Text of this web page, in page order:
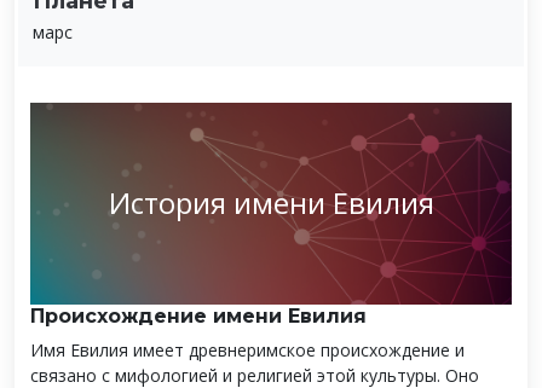
марс
История имени Евилия
Происхождение имени Евилия
Имя Евилия имеет древнеримское происхождение и
связано с мифологией и религией этой культуры. Оно